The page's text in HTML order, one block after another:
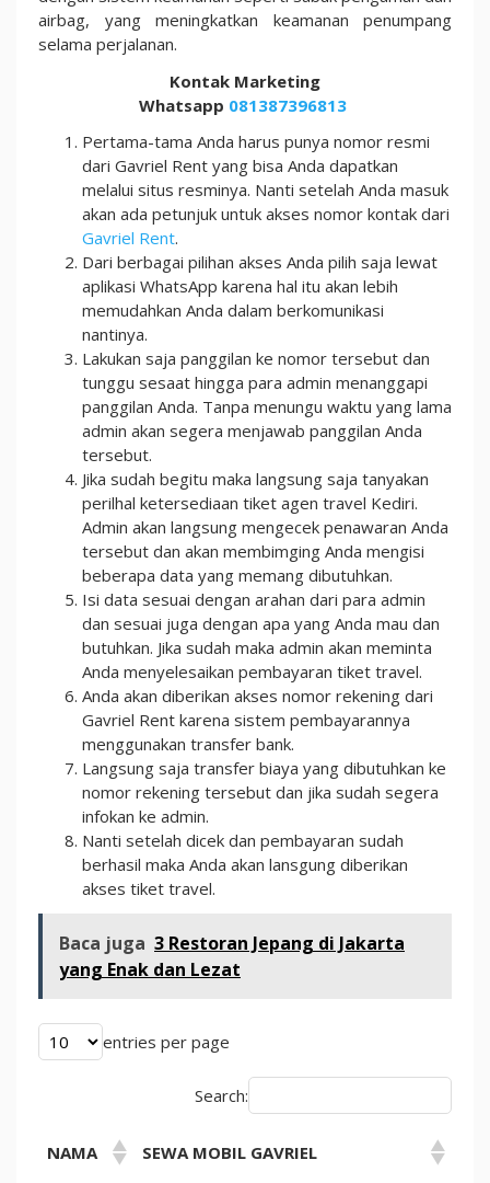
airbag, yang meningkatkan keamanan penumpang
selama perjalanan.
Kontak Marketing
Whatsapp 081387396813
Pertama-tama Anda harus punya nomor resmi
dari Gavriel Rent yang bisa Anda dapatkan
melalui situs resminya. Nanti setelah Anda masuk
akan ada petunjuk untuk akses nomor kontak dari
Gavriel Rent.
Dari berbagai pilihan akses Anda pilih saja lewat
aplikasi WhatsApp karena hal itu akan lebih
memudahkan Anda dalam berkomunikasi
nantinya.
Lakukan saja panggilan ke nomor tersebut dan
tunggu sesaat hingga para admin menanggapi
panggilan Anda. Tanpa menungu waktu yang lama
admin akan segera menjawab panggilan Anda
tersebut.
Jika sudah begitu maka langsung saja tanyakan
perilhal ketersediaan tiket agen travel Kediri.
Admin akan langsung mengecek penawaran Anda
tersebut dan akan membimging Anda mengisi
beberapa data yang memang dibutuhkan.
Isi data sesuai dengan arahan dari para admin
dan sesuai juga dengan apa yang Anda mau dan
butuhkan. Jika sudah maka admin akan meminta
Anda menyelesaikan pembayaran tiket travel.
Anda akan diberikan akses nomor rekening dari
Gavriel Rent karena sistem pembayarannya
menggunakan transfer bank.
Langsung saja transfer biaya yang dibutuhkan ke
nomor rekening tersebut dan jika sudah segera
infokan ke admin.
Nanti setelah dicek dan pembayaran sudah
berhasil maka Anda akan lansgung diberikan
akses tiket travel.
Baca juga 3 Restoran Jepang di Jakarta
yang Enak dan Lezat
entries per page
Search:
NAMA
SEWA MOBIL GAVRIEL